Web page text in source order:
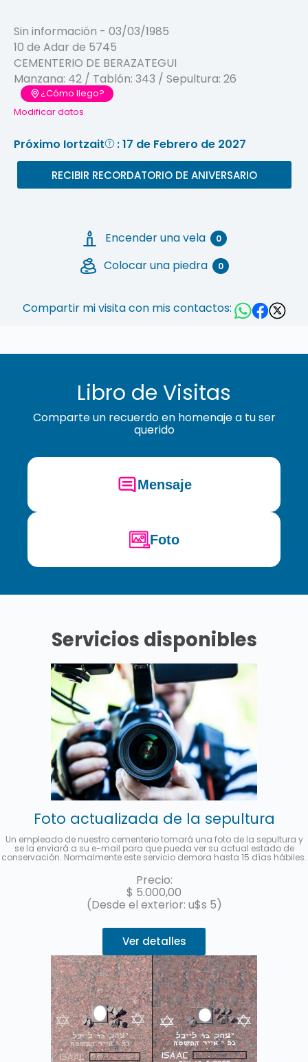
Sin información - 03/03/1985
10 de Adar de 5745
CEMENTERIO DE BERAZATEGUI
Manzana: 42 / Tablón: 343 / Sepultura: 26
¿Cómo llego?
Modificar datos
Próximo Iortzait : 17 de Febrero de 2027
RECIBIR RECORDATORIO DE ANIVERSARIO
Encender una vela 0
Colocar una piedra 0
Compartir mi visita con mis contactos:
Libro de Visitas
Comparte un recuerdo en homenaje a tu ser
querido
Mensaje
Foto
Servicios disponibles
Foto actualizada de la sepultura
Un empleado de nuestro cementerio tomará una foto de la sepultura y
se la enviará a su e-mail para que pueda ver su actual estado de
conservación. Normalmente este servicio demora hasta 15 días hábiles.
Precio:
$ 5.000,00
(Desde el exterior: u$s 5)
Ver detalles